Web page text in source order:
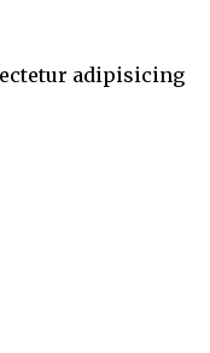
adipisicing